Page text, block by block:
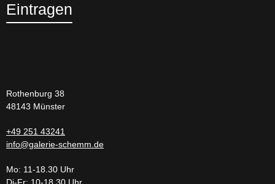
Eintragen
Rothenburg 38
48143 Münster
+49 251 43241
info@galerie-schemm.de
Mo: 11-18.30 Uhr
Di-Fr: 10-18.30 Uhr